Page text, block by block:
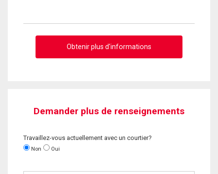
Obtenir plus d'informations
Demander plus de renseignements
Travaillez-vous actuellement avec un courtier?
Non Oui